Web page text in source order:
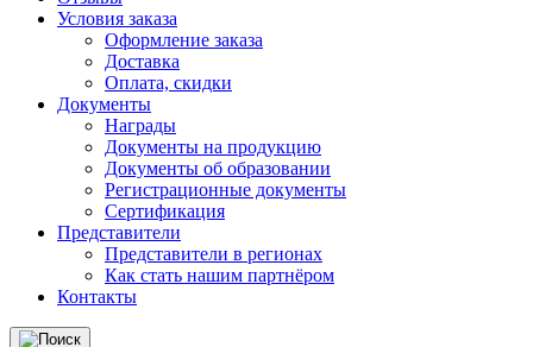
Условия заказа
Оформление заказа
Доставка
Оплата, скидки
Документы
Награды
Документы на продукцию
Документы об образовании
Регистрационные документы
Сертификация
Представители
Представители в регионах
Как стать нашим партнёром
Контакты